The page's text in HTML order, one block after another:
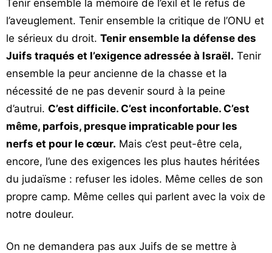
Tenir ensemble la mémoire de l’exil et le refus de
l’aveuglement. Tenir ensemble la critique de l’ONU et
le sérieux du droit. Tenir ensemble la défense des
Juifs traqués et l’exigence adressée à Israël. Tenir
ensemble la peur ancienne de la chasse et la
nécessité de ne pas devenir sourd à la peine
d’autrui. C’est difficile. C’est inconfortable. C’est
même, parfois, presque impraticable pour les
nerfs et pour le cœur. Mais c’est peut-être cela,
encore, l’une des exigences les plus hautes héritées
du judaïsme : refuser les idoles. Même celles de son
propre camp. Même celles qui parlent avec la voix de
notre douleur.
On ne demandera pas aux Juifs de se mettre à